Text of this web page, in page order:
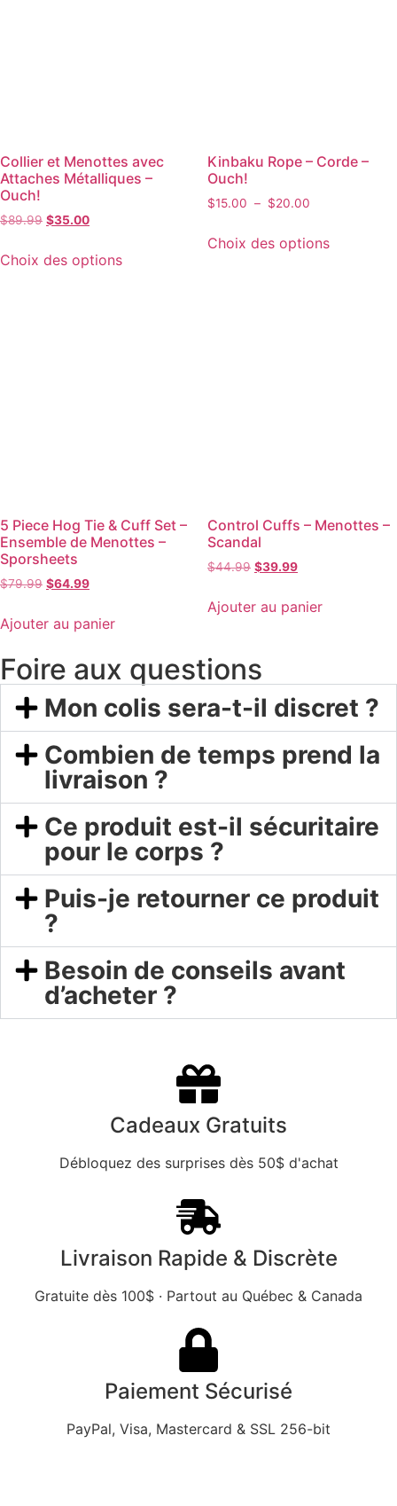
Collier et Menottes avec
Attaches Métalliques –
Ouch!
$89.99 $35.00
Choix des options
Kinbaku Rope – Corde –
Ouch!
$15.00 – $20.00
Choix des options
5 Piece Hog Tie & Cuff Set –
Ensemble de Menottes –
Sporsheets
$79.99 $64.99
Ajouter au panier
Control Cuffs – Menottes –
Scandal
$44.99 $39.99
Ajouter au panier
Foire aux questions
Mon colis sera-t-il discret ?
Combien de temps prend la
livraison ?
Ce produit est-il sécuritaire
pour le corps ?
Puis-je retourner ce produit
?
Besoin de conseils avant
d’acheter ?
Cadeaux Gratuits
Débloquez des surprises dès 50$ d'achat
Livraison Rapide & Discrète
Gratuite dès 100$ · Partout au Québec & Canada
Paiement Sécurisé
PayPal, Visa, Mastercard & SSL 256-bit